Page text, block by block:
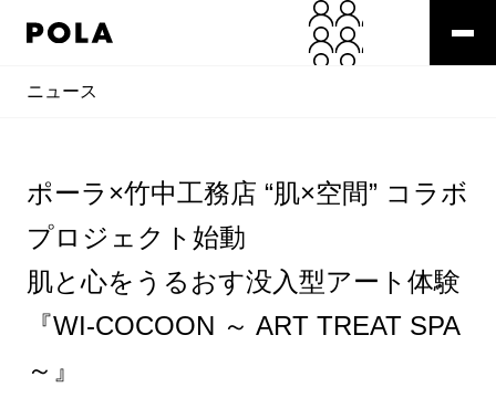
ニュース
ポーラ×竹中工務店 “肌×空間” コラボ
プロジェクト始動
肌と心をうるおす没入型アート体験
『WI-COCOON ～ ART TREAT SPA
～』